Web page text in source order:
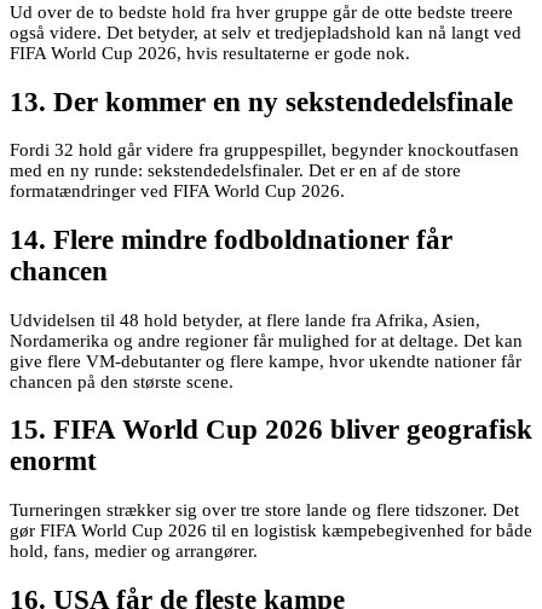
Ud over de to bedste hold fra hver gruppe går de otte bedste treere
også videre. Det betyder, at selv et tredjepladshold kan nå langt ved
FIFA World Cup 2026, hvis resultaterne er gode nok.
13. Der kommer en ny sekstendedelsfinale
Fordi 32 hold går videre fra gruppespillet, begynder knockoutfasen
med en ny runde: sekstendedelsfinaler. Det er en af de store
formatændringer ved FIFA World Cup 2026.
14. Flere mindre fodboldnationer får
chancen
Udvidelsen til 48 hold betyder, at flere lande fra Afrika, Asien,
Nordamerika og andre regioner får mulighed for at deltage. Det kan
give flere VM-debutanter og flere kampe, hvor ukendte nationer får
chancen på den største scene.
15. FIFA World Cup 2026 bliver geografisk
enormt
Turneringen strækker sig over tre store lande og flere tidszoner. Det
gør FIFA World Cup 2026 til en logistisk kæmpebegivenhed for både
hold, fans, medier og arrangører.
16. USA får de fleste kampe